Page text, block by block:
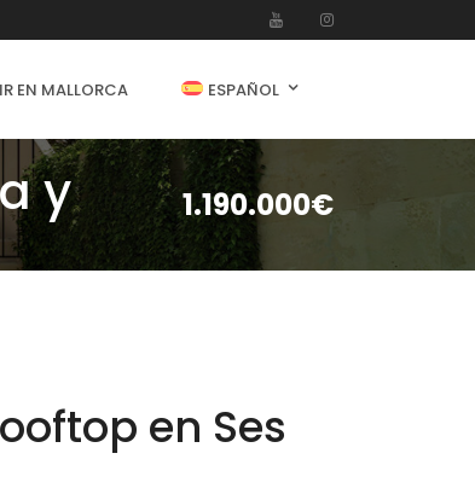
EN MALLORCA ESPAÑOL
y 1.190.000€
en Ses